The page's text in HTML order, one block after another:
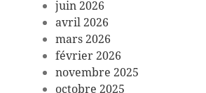
juin 2026
avril 2026
mars 2026
février 2026
novembre 2025
octobre 2025